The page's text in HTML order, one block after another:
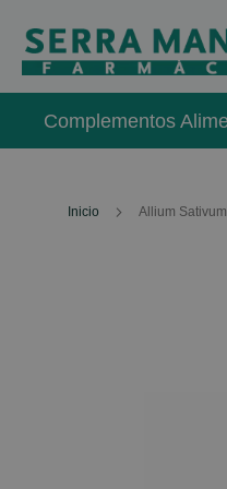
Complementos
Inicio Allium